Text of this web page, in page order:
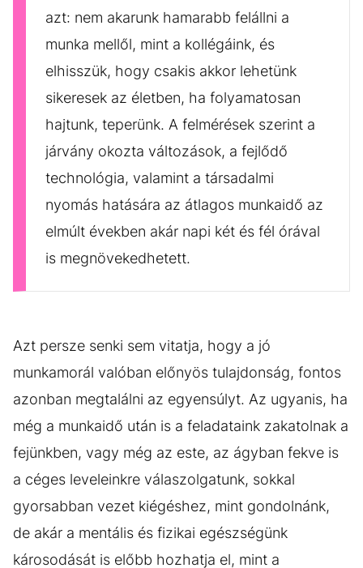
azt: nem akarunk hamarabb felállni a
munka mellől, mint a kollégáink, és
elhisszük, hogy csakis akkor lehetünk
sikeresek az életben, ha folyamatosan
hajtunk, teperünk. A felmérések szerint a
járvány okozta változások, a fejlődő
technológia, valamint a társadalmi
nyomás hatására az átlagos munkaidő az
elmúlt években akár napi két és fél órával
is megnövekedhetett.
Azt persze senki sem vitatja, hogy a jó
munkamorál valóban előnyös tulajdonság, fontos
azonban megtalálni az egyensúlyt. Az ugyanis, ha
még a munkaidő után is a feladataink zakatolnak a
fejünkben, vagy még az este, az ágyban fekve is
a céges leveleinkre válaszolgatunk, sokkal
gyorsabban vezet kiégéshez, mint gondolnánk,
de akár a mentális és fizikai egészségünk
károsodását is előbb hozhatja el, mint a